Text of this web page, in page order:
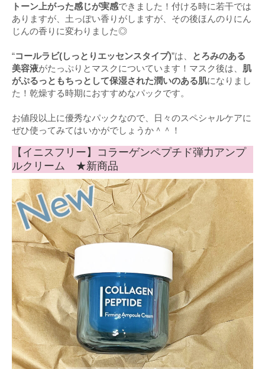
トーン上がった感じが実感できました！付ける時に若干では
ありますが、土っぽい香りがしますが、その後ほんのりにん
じんの香りに変わりました◎
“コールラビ(しっとりエッセンスタイプ)”は、
とろみのある
美容液がたっぷりとマスクについています！マスク後は、 肌
がぷるっともちっとして保湿された潤いのある肌になりまし
た！乾燥する時期におすすめなパックです。
お値段以上に優秀なパックなので、日々のスペシャルケアに
ぜひ使ってみてはいかがでしょうか＾＾！
【イニスフリー】コラーゲンペプチド弾力アンプ
ルクリーム ★新商品